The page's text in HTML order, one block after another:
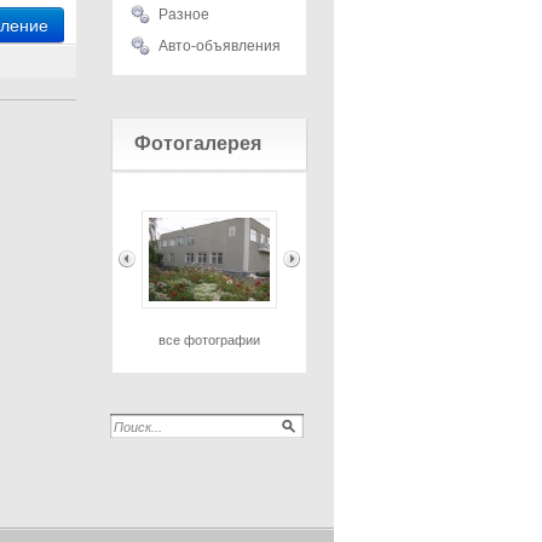
Разное
Авто-объявления
Фотогалерея
все фотографии